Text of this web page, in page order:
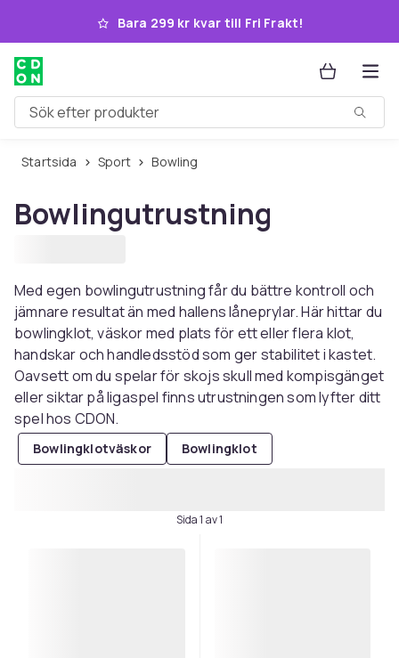
Hoppa till huvudinnehållet
Bara 299 kr kvar till Fri Frakt!
Sök efter produkter
Startsida Sport Bowling
Bowlingutrustning
Med egen bowlingutrustning får du bättre kontroll och
jämnare resultat än med hallens låneprylar. Här hittar du
bowlingklot, väskor med plats för ett eller flera klot,
handskar och handledsstöd som ger stabilitet i kastet.
Oavsett om du spelar för skojs skull med kompisgänget
eller siktar på ligaspel finns utrustningen som lyfter ditt
spel hos CDON.
Bowlingklotväskor Bowlingklot
Sida 1 av 1